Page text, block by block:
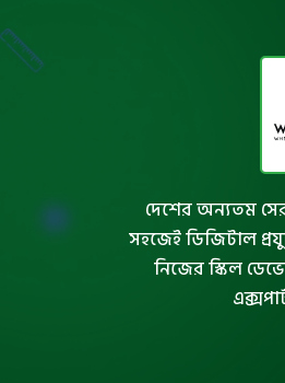
দেশের অন্যতম
সহজেই ডিজিটাল
নিজের স্কিল